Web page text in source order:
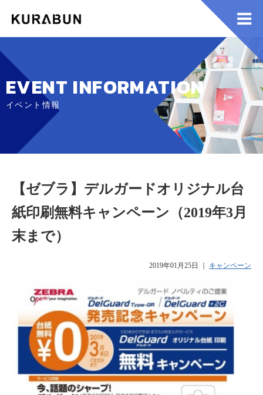
EVENT INFORMATION
イベント情報
【ゼブラ】デルガードオリジナル台
紙印刷無料キャンペーン（2019年3月
末まで）
2019年01月25日 キャンペーン